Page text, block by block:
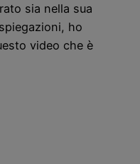
sia nella sua
ho
video che è